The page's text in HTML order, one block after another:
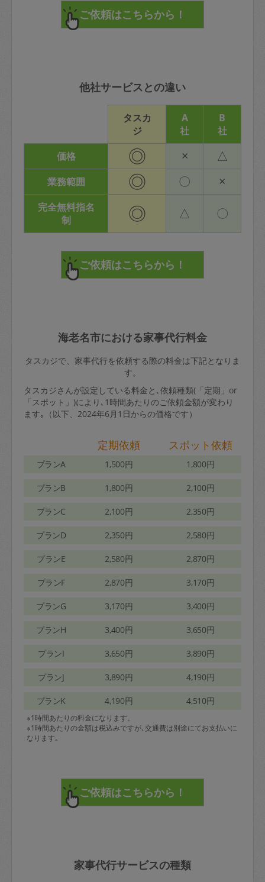
他社サービスとの違い
タスカ
ジ
A
社
B
社
価格
◎ × △
業務範囲 ◎ 〇 ×
完全無料指名
制
◎ △ 〇
海老名市における家事代行料金
タスカジで、家事代行を依頼する際の料金は下記となりま
す。
タスカジさんが設定している料金と､依頼種類(「定期」or
「スポット」)により､1時間あたりのご依頼金額が変わり
ます｡（以下、2024年6月1日からの価格です）
定期依頼 スポット依頼
プランA 1,500円 1,800円
プランB 1,800円 2,100円
プランC 2,100円 2,350円
プランD 2,350円 2,580円
プランE 2,580円 2,870円
プランF 2,870円 3,170円
プランG 3,170円 3,400円
プランH 3,400円 3,650円
プランI 3,650円 3,890円
プランJ 3,890円 4,190円
プランK 4,190円 4,510円
※1時間あたりの料金になります。
※1時間あたりの金額は税込みですが､交通費は別途にてお支払いに
なります｡
家事代行サービスの種類